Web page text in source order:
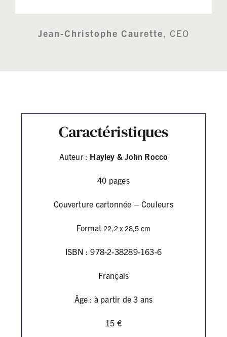
Jean-Christophe Caurette, CEO
Caractéristiques
Auteur : Hayley & John Rocco
40 pages
Couverture cartonnée – Couleurs
Format 22,2 x 28,5 cm
ISBN :978-2-38289-163-6
Français
Âge : à partir de 3 ans
15 €